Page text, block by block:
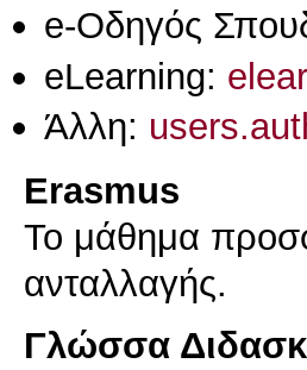
e-Οδηγός
eLearning:
Άλλη:
Erasmus
Το μάθημα
ανταλλαγής.
Γλώσσα